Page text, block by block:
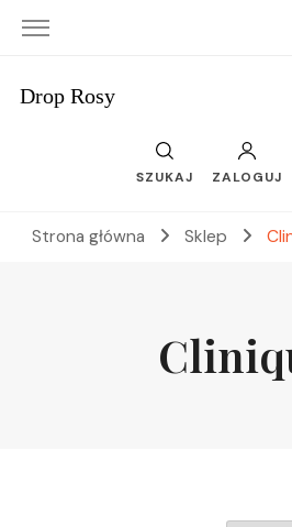
Drop Rosy
SZUKAJ ZALOGUJ
Strona główna Sklep